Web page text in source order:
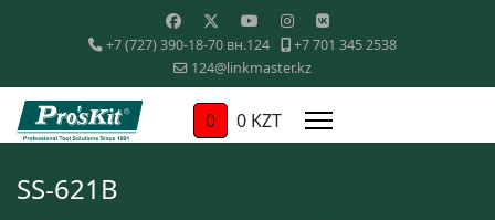
+7 (727) 390-18-70 вн.124
+7 701 345 2538
124@linkmaster.kz
0 0 KZT
SS-621B